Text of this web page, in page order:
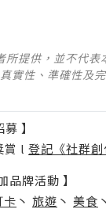
所提供，並不代
實性、準確性及
】
賞 l 登記《社群創
品牌活動 】
卡 丶 旅遊 丶 美食 丶